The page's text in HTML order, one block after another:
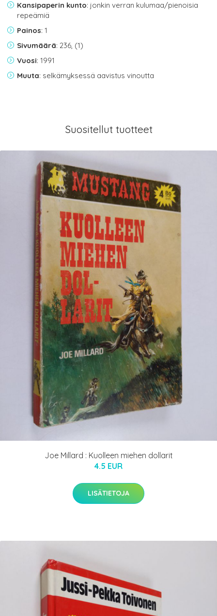
Kansipaperin kunto: jonkin verran kulumaa/pienoisia
repeämiä
Painos: 1
Sivumäärä: 236, (1)
Vuosi: 1991
Muuta: selkämyksessä aavistus vinoutta
Suositellut tuotteet
Joe Millard : Kuolleen miehen dollarit
4.5 EUR
LISÄTIETOJA